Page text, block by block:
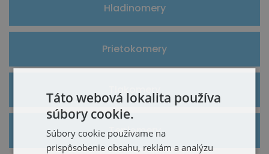
Hladinomery
Prietokomery
Tlakomery
Teplomery
Táto webová lokalita používa
súbory cookie.
Súbory cookie používame na
prispôsobenie obsahu, reklám a analýzu